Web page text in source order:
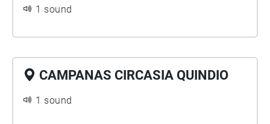
1 sound
CAMPANAS CIRCASIA QUINDIO
1 sound